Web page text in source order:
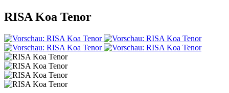
RISA Koa Tenor